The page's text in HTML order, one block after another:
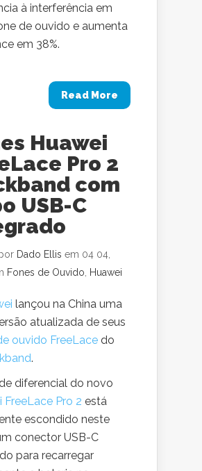
à interferência em
de ouvido e aumenta
em 38%.
Read More
Huawei
Pro 2
com
USB-C
Dado Ellis em 04 04,
Fones de Ouvido Huawei
lançou na China uma
atualizada de seus
ouvido FreeLace do
.
diferencial do novo
FreeLace Pro 2 está
escondido neste
conector USB-C
para recarregar